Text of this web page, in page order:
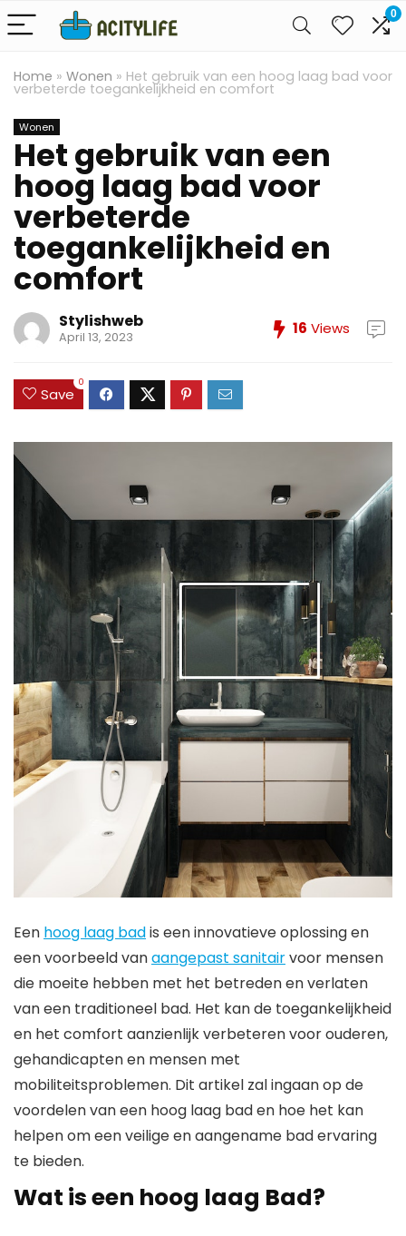
0
Home » Wonen » Het gebruik van een hoog laag bad voor
verbeterde toegankelijkheid en comfort
Wonen
Het gebruik van een
hoog laag bad voor
verbeterde
toegankelijkheid en
comfort
Stylishweb
April 13, 2023 16 Views
Save
0
Een hoog laag badis een innovatieve oplossing en
een voorbeeld vanaangepast sanitairvoor mensen
die moeite hebben met het betreden en verlaten
van een traditioneel bad. Het kan de toegankelijkheid
en het comfort aanzienlijk verbeteren voor ouderen,
gehandicapten en mensen met
mobiliteitsproblemen. Dit artikel zal ingaan op de
voordelen van een hoog laag bad en hoe het kan
helpen om een veilige en aangename bad ervaring
te bieden.
Wat is een hoog laag Bad?